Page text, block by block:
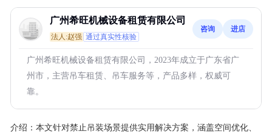
广州希旺机械设备租赁有限公司
法人:赵强 通过真实性核验
咨询 进店
广州希旺机械设备租赁有限公司，2023年成立于广东省广
州市，主营吊车租赁、吊车服务等，产品多样，权威可
靠。
介绍： 本文针对禁止吊装场景提供实用解决方案，涵盖空间优化、